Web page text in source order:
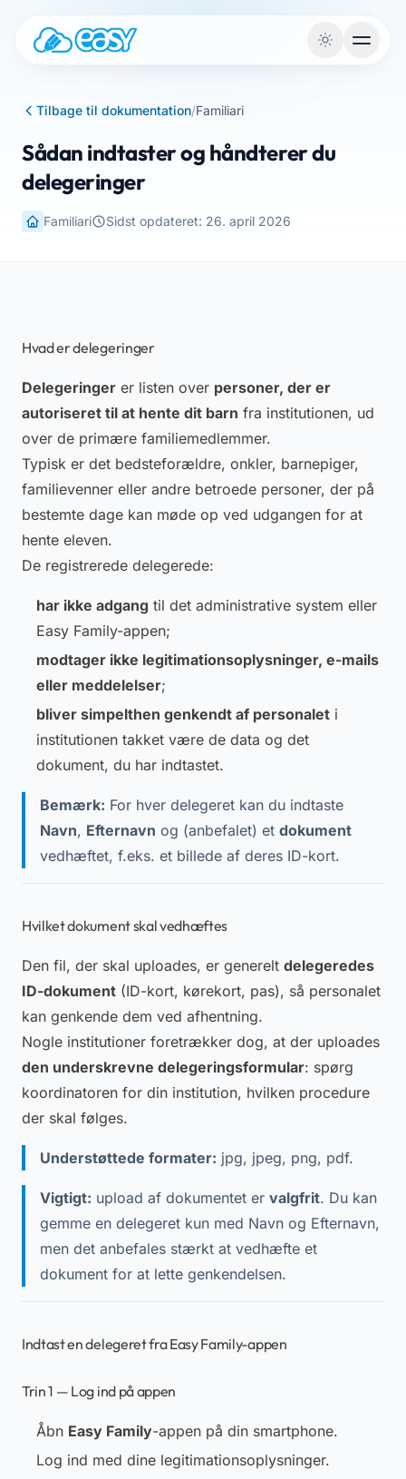
Tilbage til dokumentation/Familiari
Sådan indtaster og håndterer du
delegeringer
Familiari Sidst opdateret: 26. april 2026
Hvad er delegeringer
Delegeringer er listen over personer, der er
autoriseret til at hente dit barn fra institutionen, ud
over de primære familiemedlemmer.
Typisk er det bedsteforældre, onkler, barnepiger,
familievenner eller andre betroede personer, der på
bestemte dage kan møde op ved udgangen for at
hente eleven.
De registrerede delegerede:
har ikke adgang til det administrative system eller
Easy Family-appen;
modtager ikke legitimationsoplysninger, e-mails
eller meddelelser;
bliver simpelthen genkendt af personalet i
institutionen takket være de data og det
dokument, du har indtastet.
Bemærk: For hver delegeret kan du indtaste
Navn, Efternavn og (anbefalet) et dokument
vedhæftet, f.eks. et billede af deres ID-kort.
Hvilket dokument skal vedhæftes
Den fil, der skal uploades, er generelt delegeredes
ID-dokument (ID-kort, kørekort, pas), så personalet
kan genkende dem ved afhentning.
Nogle institutioner foretrækker dog, at der uploades
den underskrevne delegeringsformular: spørg
koordinatoren for din institution, hvilken procedure
der skal følges.
Understøttede formater: jpg, jpeg, png, pdf.
Vigtigt: upload af dokumentet er valgfrit. Du kan
gemme en delegeret kun med Navn og Efternavn,
men det anbefales stærkt at vedhæfte et
dokument for at lette genkendelsen.
Indtast en delegeret fra Easy Family-appen
Trin 1 — Log ind på appen
Åbn Easy Family-appen på din smartphone.
Log ind med dine legitimationsoplysninger.